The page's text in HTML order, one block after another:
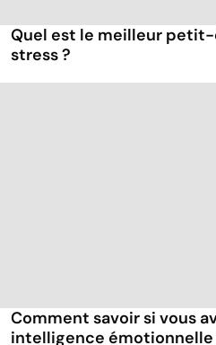
Quel est le meilleur
stress ?
Comment savoir si vous
intelligence émotionnelle